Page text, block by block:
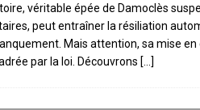
véritable épée de Damoclès
peut entraîner la résiliation
Mais attention, sa mise
par la loi. Découvrons […]